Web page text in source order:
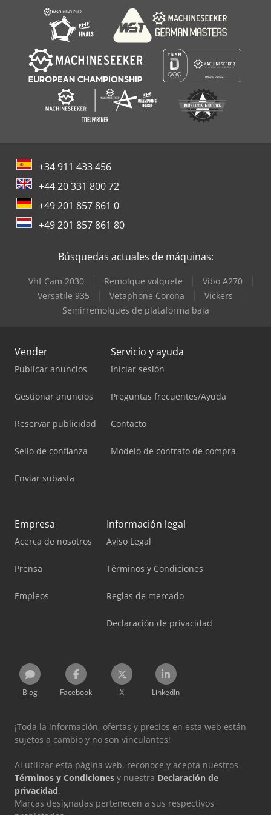
+34 911 433 456
+44 20 331 800 72
+49 201 857 861 0
+49 201 857 861 80
Búsquedas actuales de máquinas:
Vhf Cam 2030 Remolque volquete
Vibo A270
Versatile 935
Vetaphone Corona
Vickers
Semirremolques de plataforma baja
Vender
Publicar anuncios
Gestionar anuncios
Reservar publicidad
Sello de confianza
Enviar subasta
Servicio y ayuda
Iniciar sesión
Preguntas frecuentes/Ayuda
Contacto
Modelo de contrato de compra
Empresa
Acerca de nosotros
Prensa
Empleos
Información legal
Aviso Legal
Términos y Condiciones
Reglas de mercado
Declaración de privacidad
Blog Facebook X LinkedIn
¡Toda la información, ofertas y precios en esta web están
sujetos a cambio y no son vinculantes!
Al utilizar esta página web, reconoce y acepta nuestros
Términos y Condiciones y nuestra Declaración de
privacidad.
Marcas designadas pertenecen a sus respectivos